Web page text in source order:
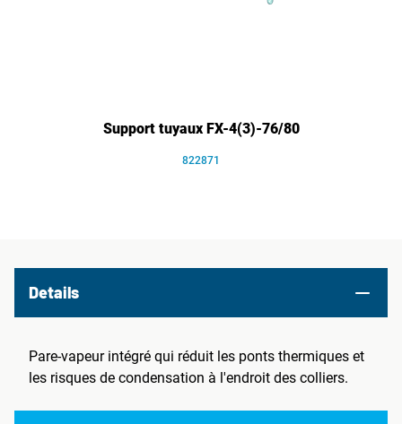
Support tuyaux FX-4(3)-76/80
822871
Details
Pare-vapeur intégré qui réduit les ponts thermiques et
les risques de condensation à l'endroit des colliers.